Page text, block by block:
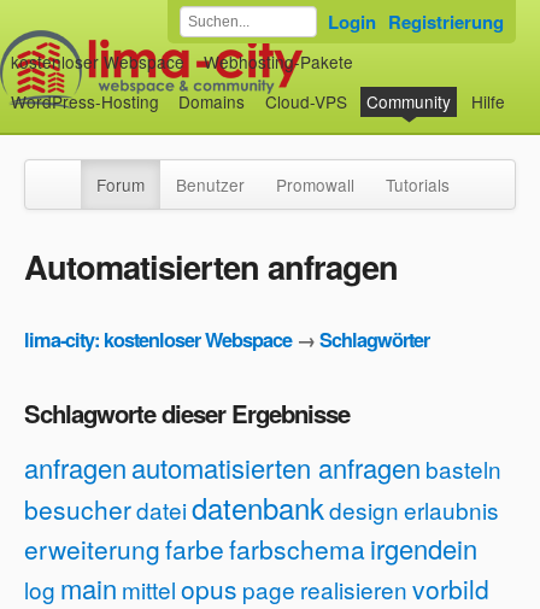
kostenloser Webspace
Webhosting-Pakete
WordPress-Hosting
Domains Cloud-VPS Community Hilfe
Login Registrierung
Forum Benutzer Promowall Tutorials
Automatisierten anfragen
lima-city: kostenloser Webspace→Schlagwörter
Schlagworte dieser Ergebnisse
anfragenautomatisierten anfragen basteln
besucherdateidatenbankdesignerlaubnis
erweiterungfarbefarbschemairgendein
log main mittelopus page realisierenvorbild